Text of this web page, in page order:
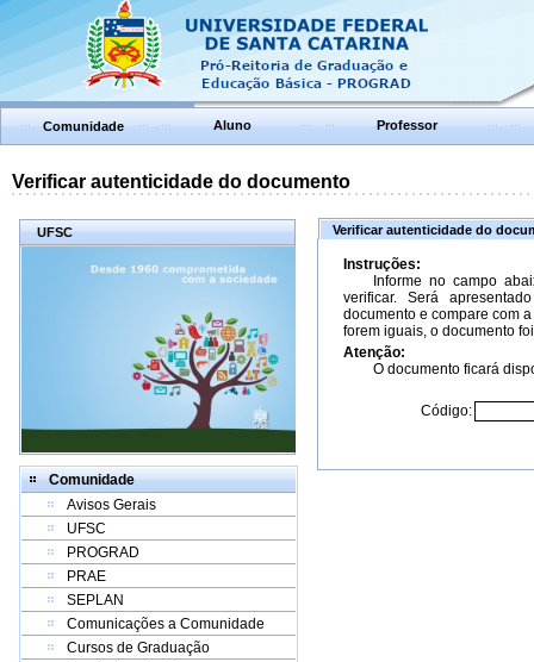
Comunidade Aluno Professor
Verificar autenticidade do documento
UFSC
Comunidade
Avisos Gerais
UFSC
PROGRAD
PRAE
SEPLAN
Comunicações a Comunidade
Cursos de Graduação
Verificar autenticidade do
Instruções:
Informe no campo
verificar. Será
documento e compare com
forem iguais, o documento
Atenção:
O documento ficará
Código: